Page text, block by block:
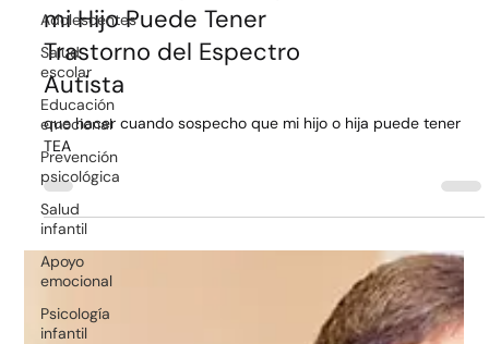
Adolescentes
Salud
escolar
Educación
emocional
Prevención
psicológica
Salud
infantil
Apoyo
emocional
Psicología
infantil
Cuando Sospechar que
mi Hijo Puede Tener
Trastorno del Espectro
Autista
que hacer cuando sospecho que mi hijo o hija puede tener
TEA